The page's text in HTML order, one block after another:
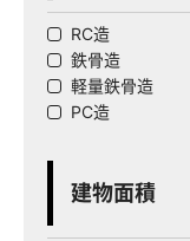
RC造
鉄骨造
軽量鉄骨造
PC造
建物面積